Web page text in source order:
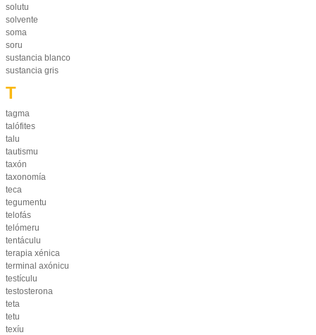
solutu
solvente
soma
soru
sustancia blanco
sustancia gris
T
tagma
talófites
talu
tautismu
taxón
taxonomía
teca
tegumentu
telofás
telómeru
tentáculu
terapia xénica
terminal axónicu
testículu
testosterona
teta
tetu
texíu